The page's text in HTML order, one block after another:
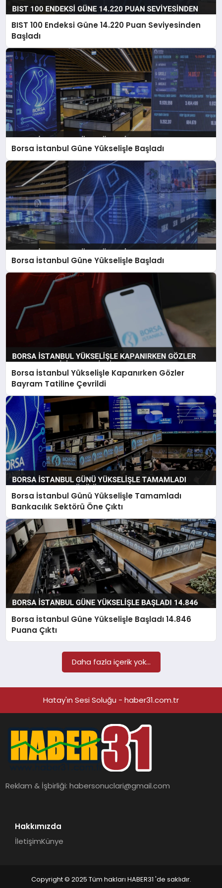
MAGAZIN
SAĞLIK
TEKNOLOJI
BIST 100 Endeksi Güne 14.220 Puan Seviyesinden
Başladı
Borsa İstanbul Güne Yükselişle Başladı
Borsa İstanbul Güne Yükselişle Başladı
Borsa İstanbul Yükselişle Kapanırken Gözler
Bayram Tatiline Çevrildi
Borsa İstanbul Günü Yükselişle Tamamladı
Bankacılık Sektörü Öne Çıktı
Borsa İstanbul Güne Yükselişle Başladı 14.846
Puana Çıktı
Daha fazla içerik yok...
Hatay'ın Sesi Soluğu - haber31.com.tr
Reklam & İşbirliği:habersonuclari@gmail.com
Hakkımızda
İletişimKünye
Copyright © 2025 Tüm hakları HABER31 'de saklıdır.